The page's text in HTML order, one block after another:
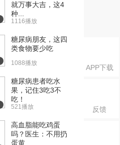
APP下载
反馈
就万事大吉，这4
种...
1116播放
糖尿病朋友，这四
类食物要少吃
1088播放
糖尿病患者吃水
果，记住3吃3不
吃！
521播放
高血脂能吃鸡蛋
吗？医生：不用扔
蛋黄...